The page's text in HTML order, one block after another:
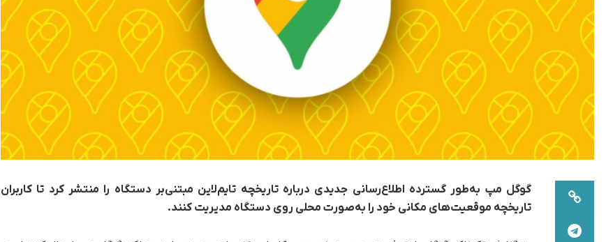
گوگل مپ به‌طور گسترده اطلاع‌رسانی جدیدی درباره تاریخچه تایم‌لاین مبتنی‌بر دستگاه را منتشر کرد تا کاربران
تاریخچه موقعیت‌های مکانی خود را به‌صورت محلی روی دستگاه مدیریت کنند.